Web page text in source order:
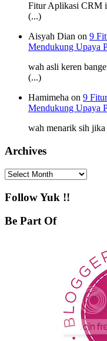
Fitur Aplikasi CRM
(...)
Aisyah Dian on 9
Mendukung Upaya
wah asli keren
(...)
Hamimeha on 9
Mendukung Upaya
wah menarik sih
Archives
Archives
Follow Yuk !!
Be Part Of